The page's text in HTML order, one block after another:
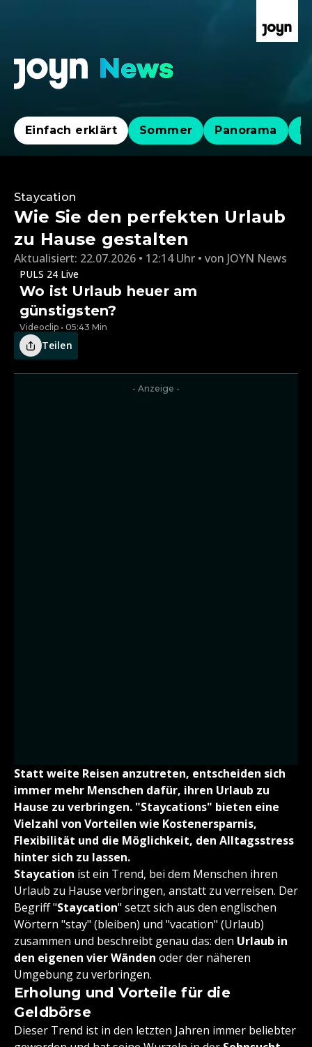
Einfach erklärt Sommer Panorama
Staycation
Wie Sie den perfekten Urlaub
zu Hause gestalten
Aktualisiert: 22.07.2026 • 12:14 Uhr von JOYN News
PULS 24 Live
Wo ist Urlaub heuer am
günstigsten?
Videoclip • 05:43 Min
Teilen
- Anzeige -
Statt weite Reisen anzutreten, entscheiden sich
immer mehr Menschen dafür, ihren Urlaub zu
Hause zu verbringen. "Staycations" bieten eine
Vielzahl von Vorteilen wie Kostenersparnis,
Flexibilität und die Möglichkeit, den Alltagsstress
hinter sich zu lassen.
Staycation ist ein Trend, bei dem Menschen ihren
Urlaub zu Hause verbringen, anstatt zu verreisen. Der
Begriff "Staycation" setzt sich aus den englischen
Wörtern "stay" (bleiben) und "vacation" (Urlaub)
zusammen und beschreibt genau das: den Urlaub in
den eigenen vier Wänden oder der näheren
Umgebung zu verbringen.
Erholung und Vorteile für die
Geldbörse
Dieser Trend ist in den letzten Jahren immer beliebter